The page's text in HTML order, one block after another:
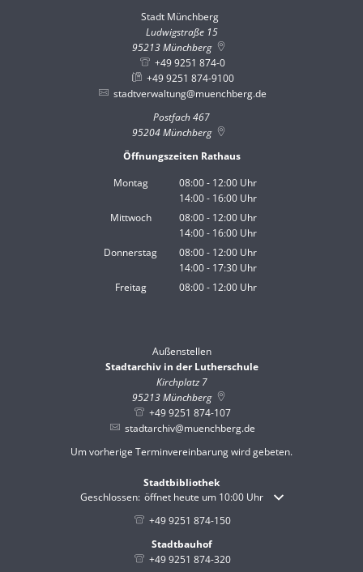
Stadt Münchberg
Ludwigstraße 15
95213Münchberg
+49 9251 874-0
+49 9251 874-9100
stadtverwaltung@muenchberg.de
Postfach 467
95204Münchberg
Öffnungszeiten Rathaus
Montag
08:00- 12:00 Uhr
Von 08:00 bis 12:00 Uhr
14:00- 16:00 Uhr
Von 14:00 bis 16:00 Uhr
Mittwoch 08:00- 12:00 Uhr
Von 08:00 bis 12:00 Uhr
14:00- 16:00 Uhr
Von 14:00 bis 16:00 Uhr
Donnerstag 08:00- 12:00 Uhr
Von 08:00 bis 12:00 Uhr
14:00- 17:30 Uhr
Von 14:00 bis 17:30 Uhr
Freitag 08:00- 12:00 Uhr
Außenstellen
Stadtarchiv in der Lutherschule
Kirchplatz 7
95213Münchberg
+49 9251 874-107
stadtarchiv@muenchberg.de
Um vorherige Terminvereinbarung wird gebeten.
Stadtbibliothek
Klicken, um weitere Öffnungs- oder Schließzeiten
Geschlossen: öffnet heute um 10:00 Uhr
+49 9251 874-150
Stadtbauhof
+49 9251 874-320